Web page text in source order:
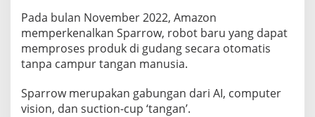
Pada bulan November 2022, Amazon
memperkenalkan Sparrow, robot baru yang dapat
memproses produk di gudang secara otomatis
tanpa campur tangan manusia.
Sparrow merupakan gabungan dari AI, computer
vision, dan suction-cup ‘tangan’.